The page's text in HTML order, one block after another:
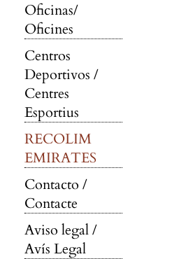
Oficinas/
Oficines
Centros
Deportivos /
Centres
Esportius
RECOLIM
EMIRATES
Contacto /
Contacte
Aviso legal /
Avís Legal